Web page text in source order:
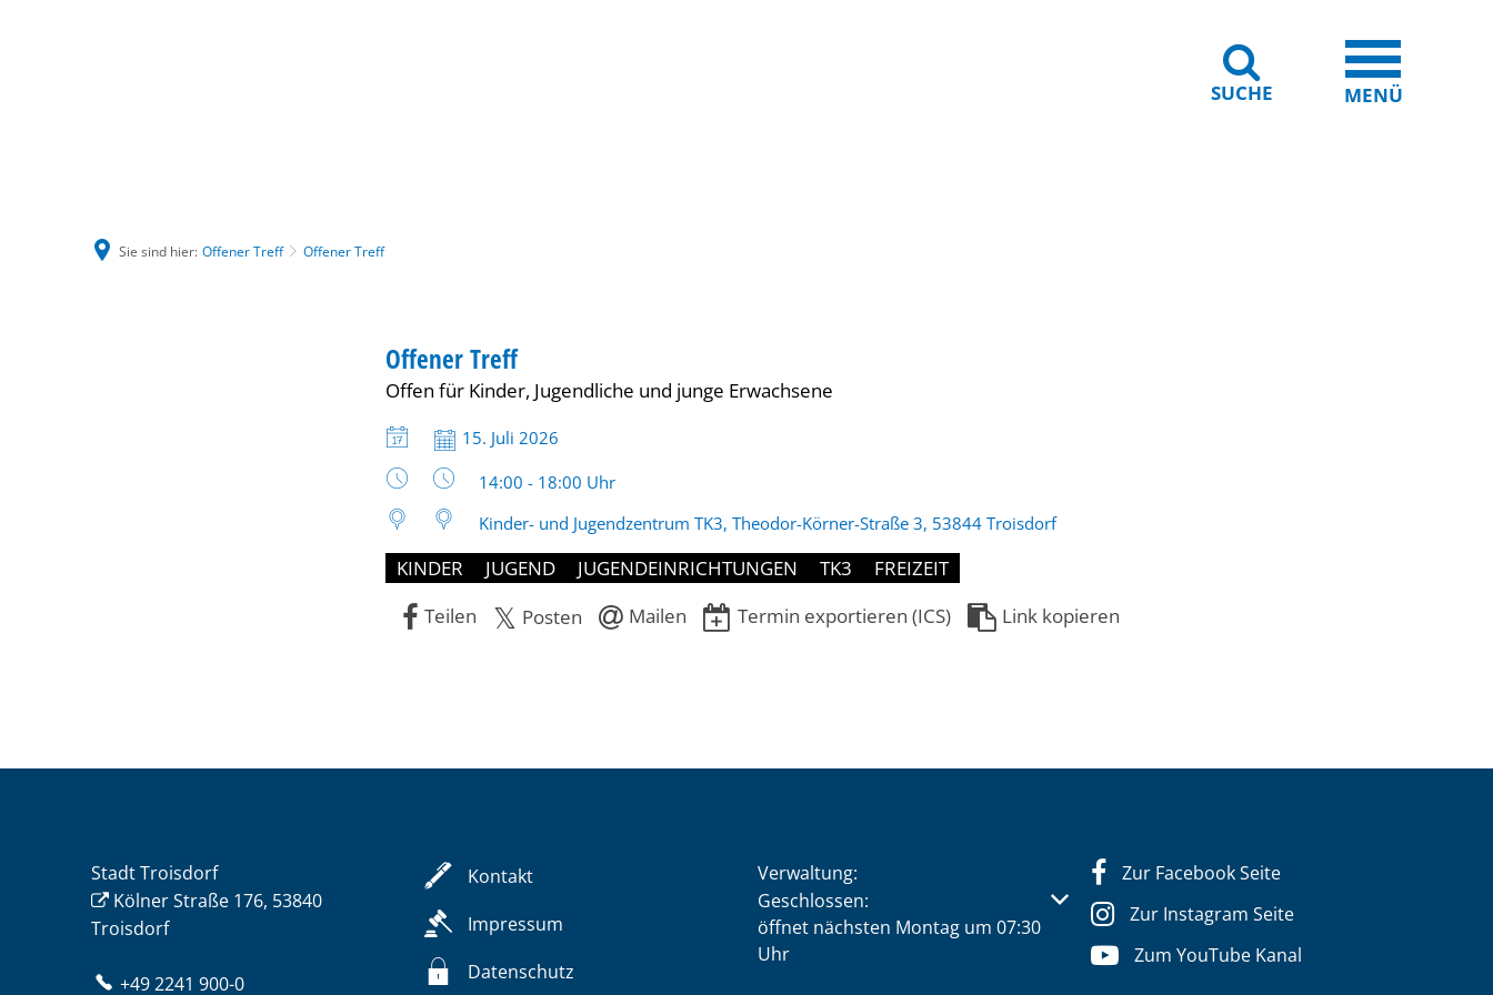
SUCHE MENÜ
Sie sind hier: Offener Treff Offener Treff
KATEGORIE: JUGEND
Offener Treff
Offen für Kinder, Jugendliche und junge Erwachsene
Datum:
15. Juli 2026
Uhrzeit:
14:00 - 18:00 Uhr
Kinder- und Jugendzentrum TK3, Theodor-Körner-Straße 3, 53844 Troisdorf
KINDER JUGEND JUGENDEINRICHTUNGEN TK3
FREIZEIT
Teilen
Posten Mailen Termin exportieren (ICS) Link kopieren
Stadt Troisdorf
Kölner Straße 176, 53840
Troisdorf
+49 2241 900-0
Kontakt
Impressum
Datenschutz
Verwaltung:
Klicken, um weitere Öffnungs- oder Schließzeiten auszublenden
Geschlossen:
öffnet nächsten Montag um 07:30
Uhr
Zur Facebook Seite
Zur Instagram Seite
Zum YouTube Kanal